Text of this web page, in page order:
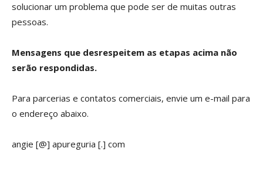
solucionar um problema que pode ser de muitas outras
pessoas.
Mensagens que desrespeitem as etapas acima não
serão respondidas.
Para parcerias e contatos comerciais, envie um e-mail para
o endereço abaixo.
angie [@] apureguria [.] com